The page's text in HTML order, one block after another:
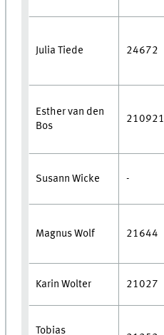
Julia Tiede 24672
Esther van den
Bos
210921
Susann Wicke -
Magnus Wolf 21644
Karin Wolter 21027
Tobias